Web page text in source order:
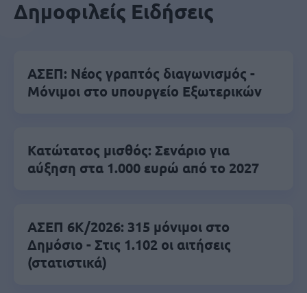
Δημοφιλείς Ειδήσεις
ΑΣΕΠ: Νέος γραπτός διαγωνισμός -
Μόνιμοι στο υπουργείο Εξωτερικών
Κατώτατος μισθός: Σενάριο για
αύξηση στα 1.000 ευρώ από το 2027
ΑΣΕΠ 6Κ/2026: 315 μόνιμοι στο
Δημόσιο - Στις 1.102 οι αιτήσεις
(στατιστικά)